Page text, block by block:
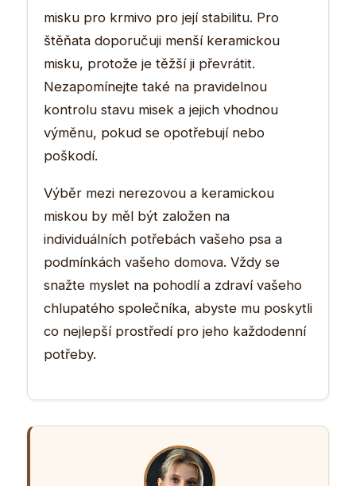
misku pro krmivo pro její stabilitu. Pro
štěňata doporučuji menší keramickou
misku, protože je těžší ji převrátit.
Nezapomínejte také na pravidelnou
kontrolu stavu misek a jejich vhodnou
výměnu, pokud se opotřebují nebo
poškodí.
Výběr mezi nerezovou a keramickou
miskou by měl být založen na
individuálních potřebách vašeho psa a
podmínkách vašeho domova. Vždy se
snažte myslet na pohodlí a zdraví vašeho
chlupatého společníka, abyste mu poskytli
co nejlepší prostředí pro jeho každodenní
potřeby.